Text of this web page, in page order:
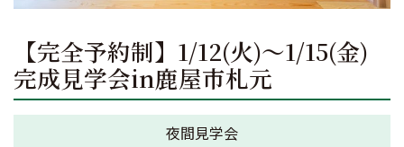
【完全予約制】1/12(火)～1/15(金)
完成見学会in鹿屋市札元
夜間見学会